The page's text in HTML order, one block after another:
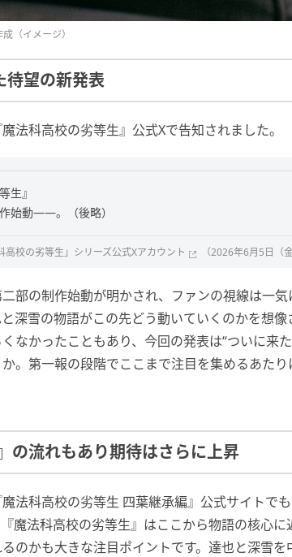
（イメージ）
待望の新発表
法科高校の劣等生』公式Xで告知されました。
生』
始動―—。（後略）
高校の劣等生」シリーズ公式Xアカウント （2026年6月5日（
部の制作始動が明かされ、ファンの視線は一
深雪の物語がこの先どう動いていくのかを想
なかったこともあり、今回の発表は“ついに来
。第一報の段階でここまで注目を集めるあた
の流れもあり期待はさらに上昇
法科高校の劣等生 四葉継承編』公式サイトで
魔法科高校の劣等生』はここから物語の核心
のかも大きな注目ポイントです。達也と深雪